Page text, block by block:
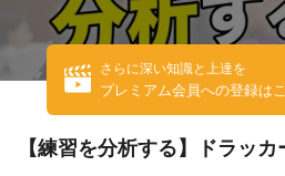
さらに深い知識と上達を
プレミアム会員への登録は
【練習を分析する】ドラッ